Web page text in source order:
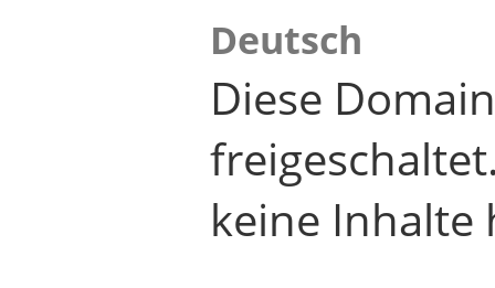
Deutsch
Diese
keine Inhalte